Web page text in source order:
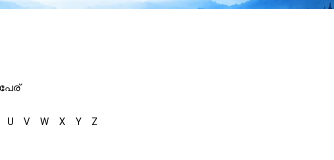
പേര്
U V W X Y Z